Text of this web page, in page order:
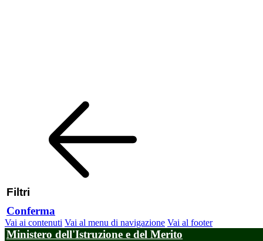
Filtri
Conferma
Vai ai contenuti Vai al menu di navigazione Vai al footer
Ministero dell'Istruzione e del Merito